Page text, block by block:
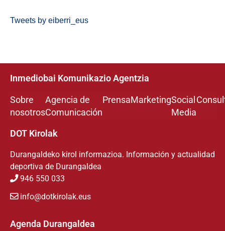
Tweets by eiberri_eus
Inmediobai Komunikazio Agentzia
Sobre
nosotros
Agencia de
Comunicación
PrensaMarketingSocial
Media
DOT Kirolak
Durangaldeko kirol informazioa. Información y actualidad
deportiva de Durangaldea
946 550 033
info@dotkirolak.eus
Agenda Durangaldea